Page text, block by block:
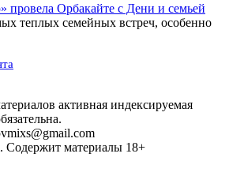
провела Орбакайте с Дени и семьей
теплых семейных встреч, особенно
активная индексируемая
Содержит материалы 18+